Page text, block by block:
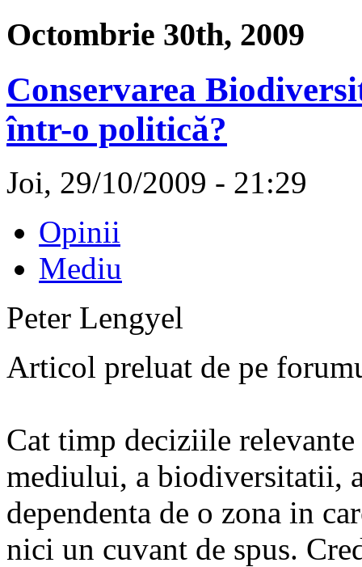
Octombrie 30th, 2009
Conservarea
într-o politică?
Joi, 29/10/2009 - 21:29
Opinii
Mediu
Peter Lengyel
Articol preluat de pe
Cat timp deciziile
mediului, a biodiversitatii,
dependenta de o zona in
nici un cuvant de spus.